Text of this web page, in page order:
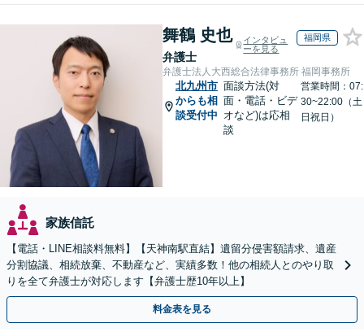
舞鶴 史也
弁護士
インタビュ
ーを見る
福岡県
弁護士法人大西総合法律事務所 福岡事務所
北九州市
からも相
談受付中
面談方法(対
面・電話・ビデ
オなど)は応相
談
営業時間：07:
30~22:00（土
日祝日）
家族信託
【電話・LINE相談料無料】【天神南駅直結】遺留分侵害額請求、遺産
分割協議、相続放棄、不動産など、実績多数！他の相続人とのやり取
りを全て弁護士が対応します【弁護士歴10年以上】
料金表を見る